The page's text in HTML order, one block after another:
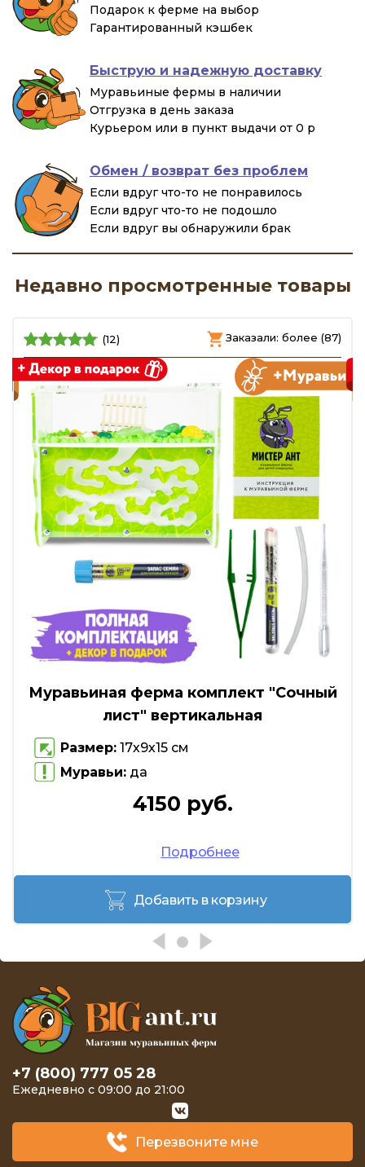
Подарок к ферме на выбор
Гарантированный кэшбек
Быструю и надежную доставку
Муравьиные фермы в наличии
Отгрузка в день заказа
Курьером или в пункт выдачи от 0 р
Обмен / возврат без проблем
Если вдруг что-то не понравилось
Если вдруг что-то не подошло
Если вдруг вы обнаружили брак
Недавно просмотренные товары
(12) Заказали: более (87)
Муравьиная ферма комплект "Сочный
лист" вертикальная
Размер: 17х9х15 см
Муравьи: да
4150 руб.
Подробнее
Добавить в корзину
+7 (800) 777 05 28
Ежедневно с 09:00 до 21:00
Перезвоните мне